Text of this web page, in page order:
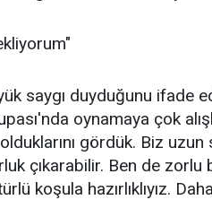
saygı duyduğunu ifade
oynamaya çok
olduklarını gördük. Biz
çıkarabilir. Ben de zorlu
koşula hazırlıklıyız.